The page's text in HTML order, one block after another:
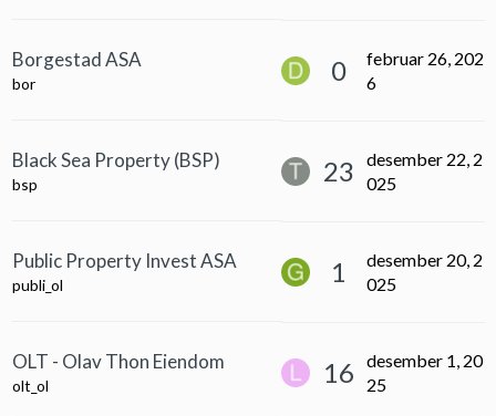
Borgestad ASA
bor 0
februar 26, 202
6
Black Sea Property (BSP)
bsp 23
desember 22, 2
025
Public Property Invest ASA
publi_ol 1
desember 20, 2
025
OLT - Olav Thon Eiendom
olt_ol 16
desember 1, 20
25